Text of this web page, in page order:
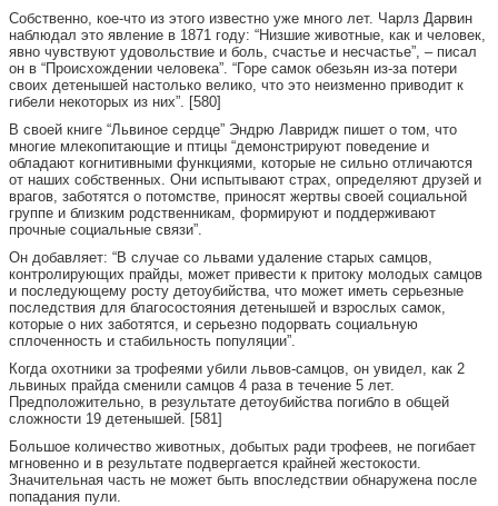
Собственно, кое-что из этого известно уже много лет. Чарлз Дарвин
наблюдал это явление в 1871 году: “Низшие животные, как и человек,
явно чувствуют удовольствие и боль, счастье и несчастье”, – писал
он в “Происхождении человека”. “Горе самок обезьян из-за потери
своих детенышей настолько велико, что это неизменно приводит к
гибели некоторых из них”. [580]
В своей книге “Львиное сердце” Эндрю Лавридж пишет о том, что
многие млекопитающие и птицы “демонстрируют поведение и
обладают когнитивными функциями, которые не сильно отличаются
от наших собственных. Они испытывают страх, определяют друзей и
врагов, заботятся о потомстве, приносят жертвы своей социальной
группе и близким родственникам, формируют и поддерживают
прочные социальные связи”.
Он добавляет: “В случае со львами удаление старых самцов,
контролирующих прайды, может привести к притоку молодых самцов
и последующему росту детоубийства, что может иметь серьезные
последствия для благосостояния детенышей и взрослых самок,
которые о них заботятся, и серьезно подорвать социальную
сплоченность и стабильность популяции”.
Когда охотники за трофеями убили львов-самцов, он увидел, как 2
львиных прайда сменили самцов 4 раза в течение 5 лет.
Предположительно, в результате детоубийства погибло в общей
сложности 19 детенышей. [581]
Большое количество животных, добытых ради трофеев, не погибает
мгновенно и в результате подвергается крайней жестокости.
Значительная часть не может быть впоследствии обнаружена после
попадания пули.